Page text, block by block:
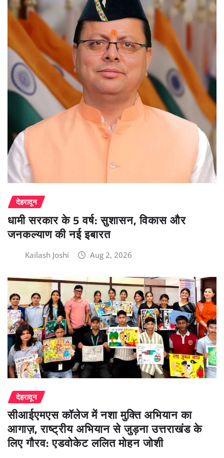
देहरादून
धामी सरकार के 5 वर्ष: सुशासन, विकास और
जनकल्याण की नई इबारत
Kailash Joshi Aug 2, 2026
देहरादून
सीआईएमएस कॉलेज में नशा मुक्ति अभियान का
आगाज़, राष्ट्रीय अभियान से जुड़ना उत्तराखंड के
लिए गौरव: एडवोकेट ललित मोहन जोशी